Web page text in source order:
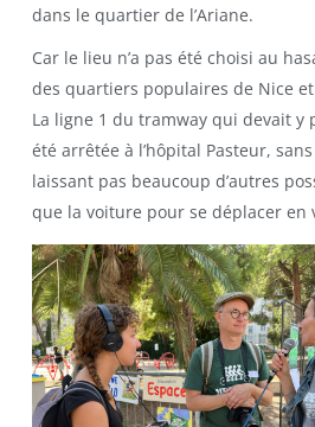
dans le quartier de l’Ariane.
Car le lieu n’a pas été choisi au
des quartiers populaires de Nice et
La ligne 1 du tramway qui devait y
été arrêtée à l’hôpital Pasteur,
laissant pas beaucoup d’autres
que la voiture pour se déplacer en